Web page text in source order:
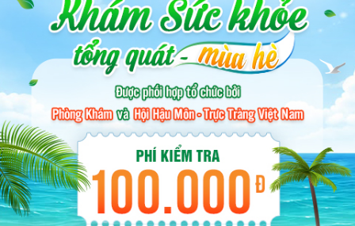
PHỤ KHOA
BỆNH HẬU MÔN
BỆNH XÃ HỘI